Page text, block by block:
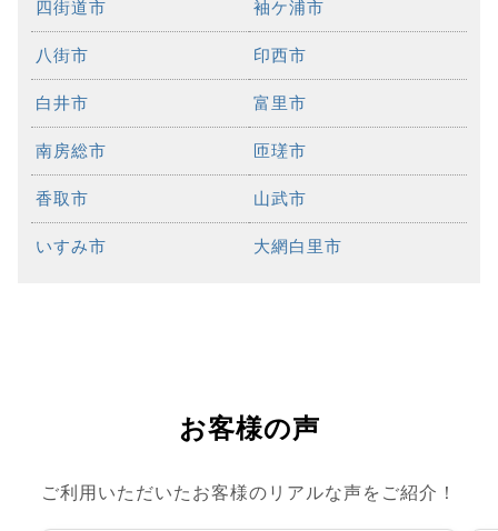
四街道市 袖ケ浦市
八街市 印西市
白井市 富里市
南房総市 匝瑳市
香取市 山武市
いすみ市 大網白里市
お客様の声
ご利用いただいたお客様のリアルな声をご紹介！